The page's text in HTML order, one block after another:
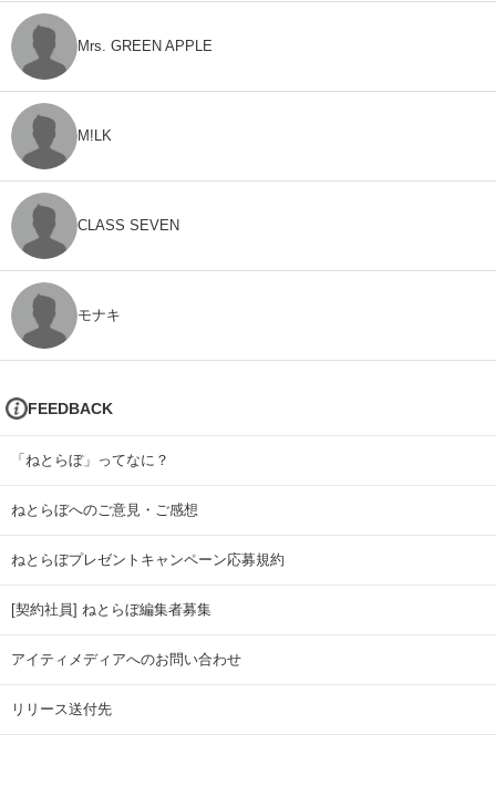
Mrs. GREEN APPLE
M!LK
CLASS SEVEN
モナキ
FEEDBACK
「ねとらぼ」ってなに？
ねとらぼへのご意見・ご感想
ねとらぼプレゼントキャンペーン応募規約
[契約社員] ねとらぼ編集者募集
アイティメディアへのお問い合わせ
リリース送付先